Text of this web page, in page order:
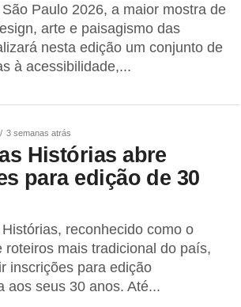
Paulo 2026, a maior mostra de
arte e paisagismo das
nesta edição um conjunto de
à acessibilidade,...
3 semanas atrás
Histórias abre
para edição de 30
reconhecido como o
roteiros mais tradicional do país,
inscrições para edição
aos seus 30 anos. Até...